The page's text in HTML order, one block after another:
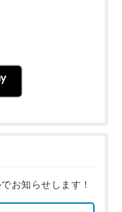
お知らせします！